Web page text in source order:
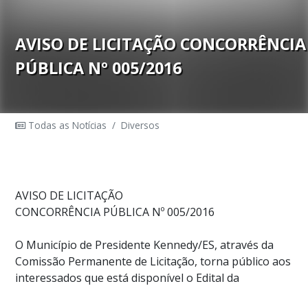
AVISO DE LICITAÇÃO CONCORRÊNCIA
PÚBLICA Nº 005/2016
Todas as Notícias / Diversos
AVISO DE LICITAÇÃO
CONCORRÊNCIA PÚBLICA Nº 005/2016
O Município de Presidente Kennedy/ES, através da
Comissão Permanente de Licitação, torna público aos
interessados que está disponível o Edital da